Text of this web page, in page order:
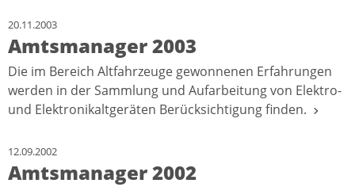
20.11.2003
Amtsmanager 2003
Die im Bereich Altfahrzeuge gewonnenen Erfahrungen
werden in der Sammlung und Aufarbeitung von Elektro-
und Elektronikaltgeräten Berücksichtigung finden.
12.09.2002
Amtsmanager 2002